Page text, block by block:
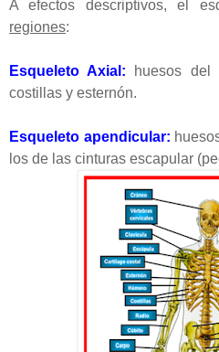
A efectos descriptivos, el
regiones:
Esqueleto Axial : huesos del
costillas y esternón.
Esqueleto apendicular:
los de las cinturas escapular